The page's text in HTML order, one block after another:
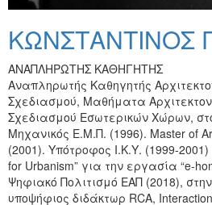
ΚΩΝΣΤΑΝΤΙΝΟΣ
ΑΝΑΠΛΗΡΩΤΗΣ ΚΑΘΗΓΗΤΗΣ
Αναπληρωτής Καθηγητής
Σχεδιασμού, Μαθήματα
Σχεδιασμού Εσωτερικών Χώρων,
Μηχανικός Ε.Μ.Π. (1996). Master of
(2001). Υπότροφος Ι.Κ.Υ. (1999-
for Urbanism” για την εργασία “e-
Ψηφιακό Πολιτισμό ΕΑΠ (2018),
υποψήφιος διδάκτωρ RCA,